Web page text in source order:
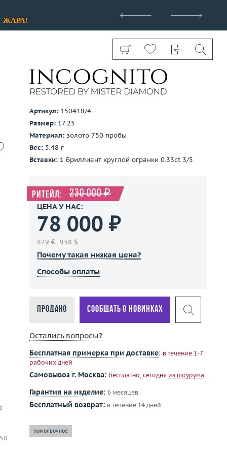
ЖАРА!
Показать все
Артикул: 150418/4
Размер: 17.25
Материал: золото 750 пробы
Вес: 5.48 г
Вставки: 1 Бриллиант круглой огранки 0.33ct 3/5
Ритейл: 230 000 ₽
ЦЕНА У НАС:
78 000 ₽
829 € 958 $
Почему такая низкая цена?
Способы оплаты
Продано Сообщать о новинках
Остались вопросы?
Бесплатная примерка при доставке: в течение 1-7
рабочих дней
Самовывоз г. Москва: бесплатно, сегодня из шоурума
Гарантия на изделие: 6 месяцев
Бесплатный возврат: в течение 14 дней
помолвочное